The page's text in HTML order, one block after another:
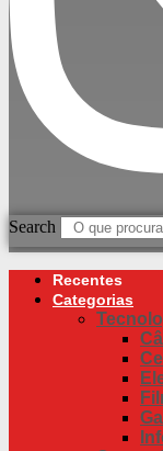
Search
Recentes
Categorias